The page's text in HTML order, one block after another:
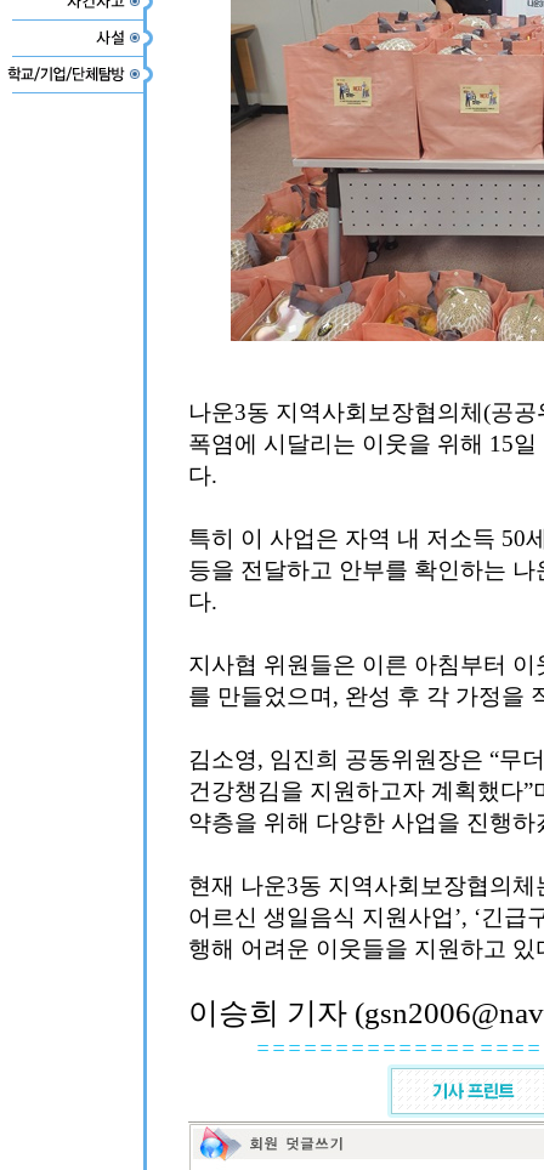
나운3동 지역사회보장협의체(공
폭염에 시달리는 이웃을 위해 15
다.
특히 이 사업은 자역 내 저소득 50
등을 전달하고 안부를 확인하는
다.
지사협 위원들은 이른 아침부터
를 만들었으며, 완성 후 각 가정을
김소영, 임진희 공동위원장은 “무
건강챙김을 지원하고자 계획했다
약층을 위해 다양한 사업을 진행하
현재 나운3동 지역사회보장협의체
어르신 생일음식 지원사업’, ‘긴급
행해 어려운 이웃들을 지원하고 있
이승희 기자